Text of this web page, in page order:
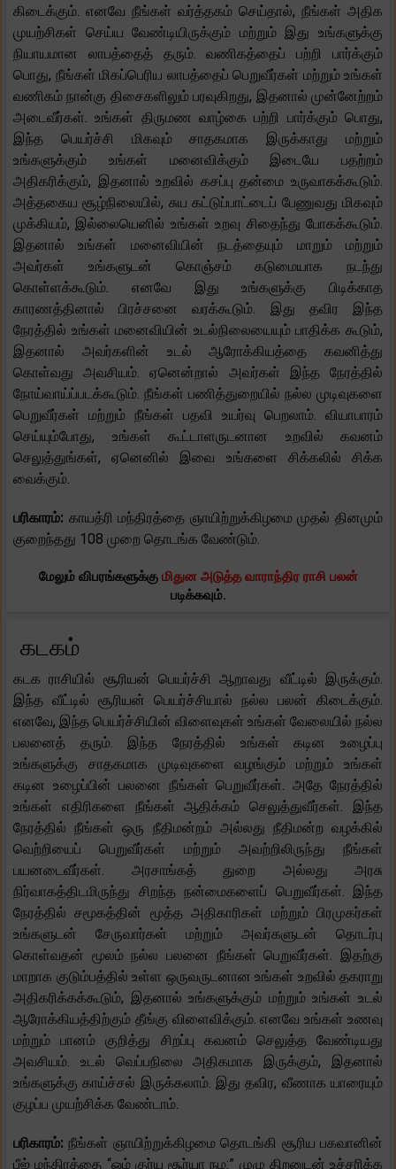
கிடைக்கும். எனவே நீங்கள் வர்த்தகம் செய்தால், நீங்கள் அதிக
முயற்சிகள் செய்ய வேண்டியிருக்கும் மற்றும் இது உங்களுக்கு
நியாயமான லாபத்தைத் தரும். வணிகத்தைப் பற்றி பார்க்கும்
பொது, நீங்கள் மிகப்பெரிய லாபத்தைப் பெறுவீர்கள் மற்றும் உங்கள்
வணிகம் நான்கு திசைகளிலும் பரவுகிறது, இதனால் முன்னேற்றம்
அடைவீர்கள். உங்கள் திருமண வாழ்கை பற்றி பார்க்கும் பொது,
இந்த பெயர்ச்சி மிகவும் சாதகமாக இருக்காது மற்றும்
உங்களுக்கும் உங்கள் மனைவிக்கும் இடையே பதற்றம்
அதிகரிக்கும், இதனால் உறவில் கசப்பு தன்மை உருவாகக்கூடும்.
அத்தகைய சூழ்நிலையில், சுய கட்டுப்பாட்டைப் பேணுவது மிகவும்
முக்கியம், இல்லையெனில் உங்கள் உறவு சிதைந்து போகக்கூடும்.
இதனால் உங்கள் மனைவியின் நடத்தையும் மாறும் மற்றும்
அவர்கள் உங்களுடன் கொஞ்சம் கடுமையாக நடந்து
கொள்ளக்கூடும். எனவே இது உங்களுக்கு பிடிக்காத
காரணத்தினால் பிரச்சனை வரக்கூடும். இது தவிர இந்த
நேரத்தில் உங்கள் மனைவியின் உடல்நிலையையும் பாதிக்க கூடும்,
இதனால் அவர்களின் உடல் ஆரோக்கியத்தை கவனித்து
கொள்வது அவசியம். ஏனென்றால் அவர்கள் இந்த நேரத்தில்
நோய்வாய்ப்படக்கூடும். நீங்கள் பணித்துறையில் நல்ல முடிவுகளை
பெறுவீர்கள் மற்றும் நீங்கள் பதவி உயர்வு பெறலாம். வியாபாரம்
செய்யும்போது, ​​உங்கள் கூட்டாளருடனான உறவில் கவனம்
செலுத்துங்கள், ஏனெனில் இவை உங்களை சிக்கலில் சிக்க
வைக்கும்.
பரிகாரம்: காயத்ரி மந்திரத்தை ஞாயிற்றுக்கிழமை முதல் தினமும்
குறைந்தது 108 முறை தொடங்க வேண்டும்.
மேலும் விபரங்களுக்கு மிதுன அடுத்த வாராந்திர ராசி பலன்
படிக்கவும்.
கடகம்
கடக ராசியில் சூரியன் பெயர்ச்சி ஆறாவது வீட்டில் இருக்கும்.
இந்த வீட்டில் சூரியன் பெயர்ச்சியால் நல்ல பலன் கிடைக்கும்.
எனவே, இந்த பெயர்ச்சியின் விளைவுகள் உங்கள் வேலையில் நல்ல
பலனைத் தரும். இந்த நேரத்தில் உங்கள் கடின உழைப்பு
உங்களுக்கு சாதகமாக முடிவுகளை வழங்கும் மற்றும் உங்கள்
கடின உழைப்பின் பலனை நீங்கள் பெறுவீர்கள். அதே நேரத்தில்
உங்கள் எதிரிகளை நீங்கள் ஆதிக்கம் செலுத்துவீர்கள். இந்த
நேரத்தில் நீங்கள் ஒரு நீதிமன்றம் அல்லது நீதிமன்ற வழக்கில்
வெற்றியைப் பெறுவீர்கள் மற்றும் அவற்றிலிருந்து நீங்கள்
பயனடைவீர்கள். அரசாங்கத் துறை அல்லது அரசு
நிர்வாகத்திடமிருந்து சிறந்த நன்மைகளைப் பெறுவீர்கள். இந்த
நேரத்தில் சமூகத்தின் மூத்த அதிகாரிகள் மற்றும் பிரமுகர்கள்
உங்களுடன் சேருவார்கள் மற்றும் அவர்களுடன் தொடர்பு
கொள்வதன் மூலம் நல்ல பலனை நீங்கள் பெறுவீர்கள். இதற்கு
மாறாக குடும்பத்தில் உள்ள ஒருவருடனான உங்கள் உறவில் தகராறு
அதிகரிக்கக்கூடும், இதனால் உங்களுக்கும் மற்றும் உங்கள் உடல்
ஆரோக்கியத்திற்கும் தீங்கு விளைவிக்கும். எனவே உங்கள் உணவு
மற்றும் பானம் குறித்து சிறப்பு கவனம் செலுத்த வேண்டியது
அவசியம். உடல் வெப்பநிலை அதிகமாக இருக்கும், இதனால்
உங்களுக்கு காய்ச்சல் இருக்கலாம். இது தவிர, வீணாக யாரையும்
குழப்ப முயற்சிக்க வேண்டாம்.
பரிகாரம்:நீங்கள் ஞாயிற்றுக்கிழமை தொடங்கி சூரிய பகவானின்
பீஜ் மந்திரத்தை “ஓம் குர்ய சூர்யா நம:” முழு திறனுடன் உச்சரிக்க